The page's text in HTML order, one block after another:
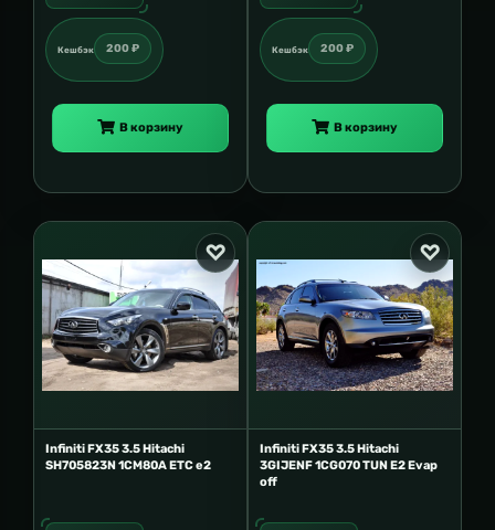
Кешбэк 200 ₽
В корзину
Кешбэк 200 ₽
В корзину
Infiniti FX35 3.5 Hitachi
SH705823N 1CM80A ETC e2
Infiniti FX35 3.5 Hitachi
3GIJENF 1CG070 TUN E2 Evap
off